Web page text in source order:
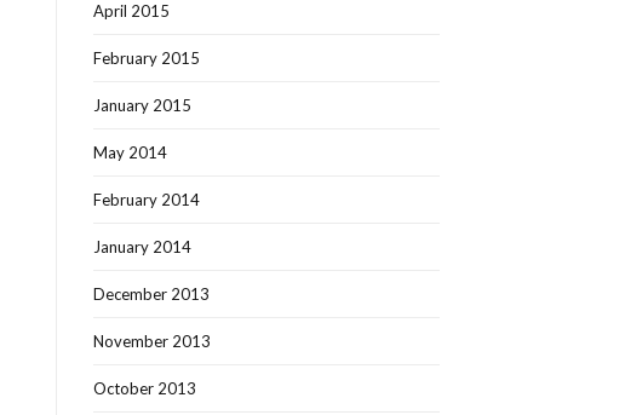
April 2015
February 2015
January 2015
May 2014
February 2014
January 2014
December 2013
November 2013
October 2013